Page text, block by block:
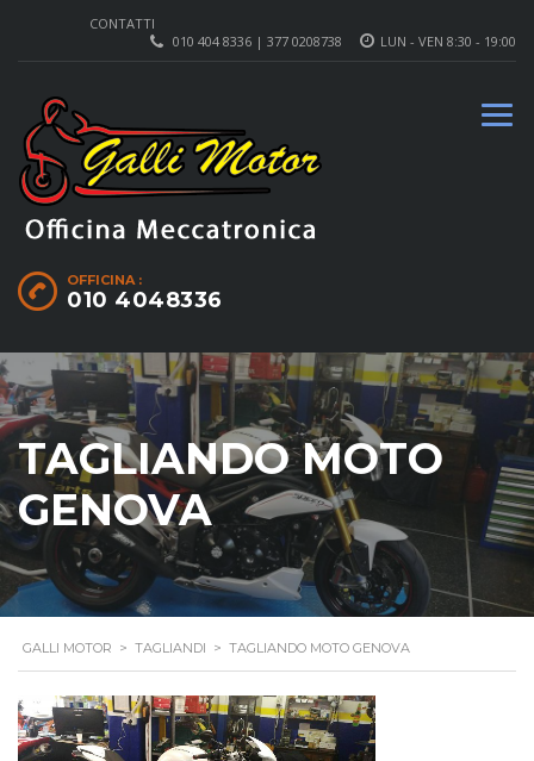
CONTATTI
LUN - VEN 8:30 - 19:00
010 404 8336 | 377 0208738
OFFICINA :
010 4048336
TAGLIANDO MOTO
GENOVA
GALLI MOTOR > TAGLIANDI > TAGLIANDO MOTO GENOVA